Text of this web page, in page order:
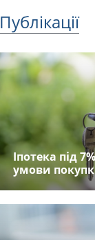
Публікації
Іпотека під
умови